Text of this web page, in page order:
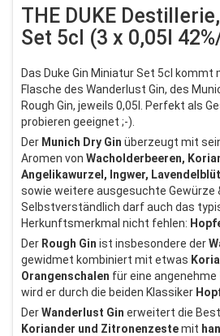
THE DUKE
Set 5cl (3 x 0,05l
Das Duke Gin Miniatur Set 5cl kommt
Flasche des Wanderlust Gin, des
Rough Gin, jeweils 0,05l. Perfekt als
probieren geeignet ;-).
Der Munich Dry Gin überzeugt mit
Aromen von Wacholderbeeren,
Angelikawurzel, Ingwer,
sowie weitere ausgesuchte Gewürze
Selbstverständlich darf auch das
Herkunftsmerkmal nicht fehlen:
Der Rough Gin ist insbesondere der
gewidmet kombiniert mit etwas
Orangenschalen für eine angenehme
wird er durch die beiden Klassiker
DerWanderlust Gin erweitert die
Koriander und Zitronenzestemit